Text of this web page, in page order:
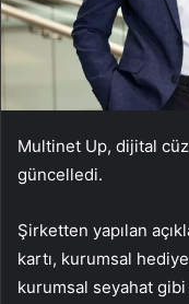
Multinet Up, dijital
güncelledi.
Şirketten yapılan
kartı, kurumsal
kurumsal seyahat